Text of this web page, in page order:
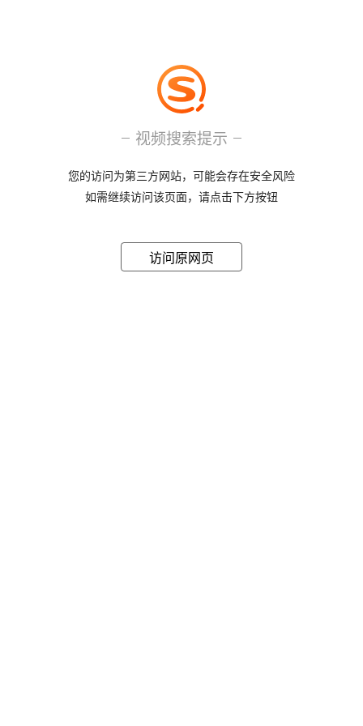
视频搜索提示
您的访问为第三方网站，可能会存在安全风险
如需继续访问该页面，请点击下方按钮
访问原网页